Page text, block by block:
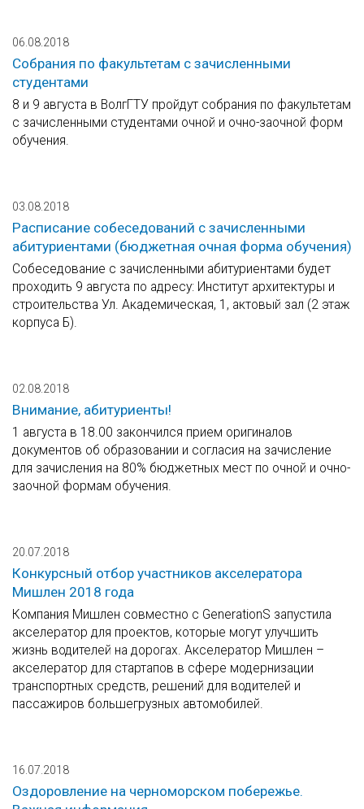
06.08.2018
Собрания по факультетам с зачисленными
студентами
8 и 9 августа в ВолгГТУ пройдут собрания по факультетам
с зачисленными студентами очной и очно-заочной форм
обучения.
03.08.2018
Расписание собеседований с зачисленными
абитуриентами (бюджетная очная форма обучения)
Собеседование с зачисленными абитуриентами будет
проходить 9 августа по адресу: Институт архитектуры и
строительства Ул. Академическая, 1, актовый зал (2 этаж
корпуса Б).
02.08.2018
Внимание, абитуриенты!
1 августа в 18.00 закончился прием оригиналов
документов об образовании и согласия на зачисление
для зачисления на 80% бюджетных мест по очной и очно-
заочной формам обучения.
20.07.2018
Конкурсный отбор участников акселератора
Мишлен 2018 года
Компания Мишлен совместно с GenerationS запустила
акселератор для проектов, которые могут улучшить
жизнь водителей на дорогах. Акселератор Мишлен –
акселератор для стартапов в сфере модернизации
транспортных средств, решений для водителей и
пассажиров большегрузных автомобилей.
16.07.2018
Оздоровление на черноморском побережье.